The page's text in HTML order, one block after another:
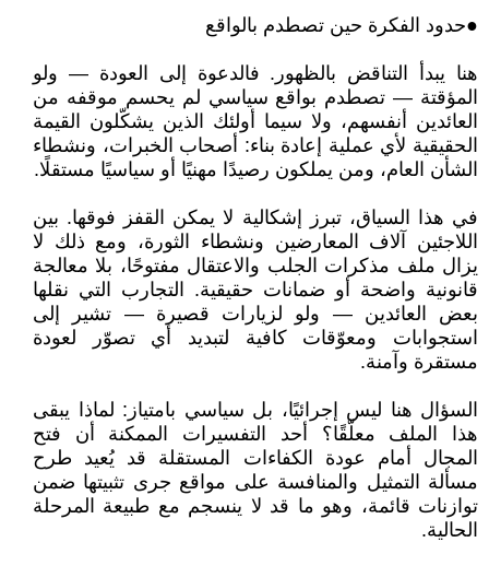
●حدود الفكرة حين تصطدم بالواقع
هنا يبدأ التناقض بالظهور. فالدعوة إلى العودة — ولو
المؤقتة — تصطدم بواقع سياسي لم يحسم موقفه من
العائدين أنفسهم، ولا سيما أولئك الذين يشكّلون القيمة
الحقيقية لأي عملية إعادة بناء: أصحاب الخبرات، ونشطاء
الشأن العام، ومن يملكون رصيدًا مهنيًا أو سياسيًا مستقلًا.
في هذا السياق، تبرز إشكالية لا يمكن القفز فوقها. بين
اللاجئين آلاف المعارضين ونشطاء الثورة، ومع ذلك لا
يزال ملف مذكرات الجلب والاعتقال مفتوحًا، بلا معالجة
قانونية واضحة أو ضمانات حقيقية. التجارب التي نقلها
بعض العائدين — ولو لزيارات قصيرة — تشير إلى
استجوابات ومعوّقات كافية لتبديد أي تصوّر لعودة
مستقرة وآمنة.
السؤال هنا ليس إجرائيًا، بل سياسي بامتياز: لماذا يبقى
هذا الملف معلّقًا؟ أحد التفسيرات الممكنة أن فتح
المجال أمام عودة الكفاءات المستقلة قد يُعيد طرح
مسألة التمثيل والمنافسة على مواقع جرى تثبيتها ضمن
توازنات قائمة، وهو ما قد لا ينسجم مع طبيعة المرحلة
الحالية.